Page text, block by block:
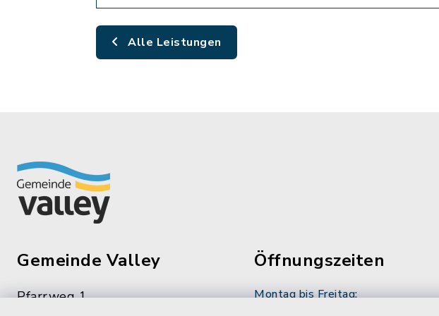
Alle Leistungen
Gemeinde Valley
Pfarrweg 1
Öffnungszeiten
Montag bis Freitag: